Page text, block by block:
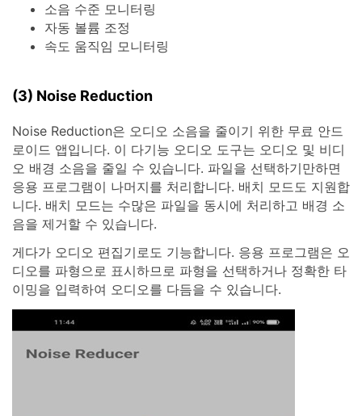
소음 수준 모니터링
자동 볼륨 조정
속도 움직임 모니터링
(3) Noise Reduction
Noise Reduction은 오디오 소음을 줄이기 위한 무료 안드
로이드 앱입니다. 이 다기능 오디오 도구는 오디오 및 비디
오 배경 소음을 줄일 수 있습니다. 파일을 선택하기만하면
응용 프로그램이 나머지를 처리합니다. 배치 모드도 지원합
니다. 배치 모드는 수많은 파일을 동시에 처리하고 배경 소
음을 제거할 수 있습니다.
게다가 오디오 편집기로도 기능합니다. 응용 프로그램은 오
디오를 파형으로 표시하므로 파형을 선택하거나 정확한 타
이밍을 입력하여 오디오를 다듬을 수 있습니다.